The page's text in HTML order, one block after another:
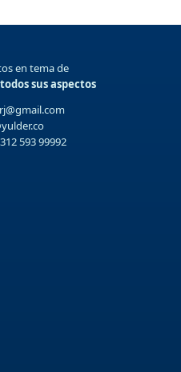
en tema de
sus aspectos
593 99992